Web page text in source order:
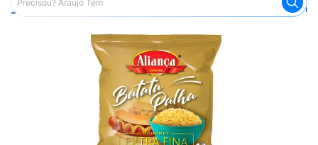
Araujo Mercado Batata Palha